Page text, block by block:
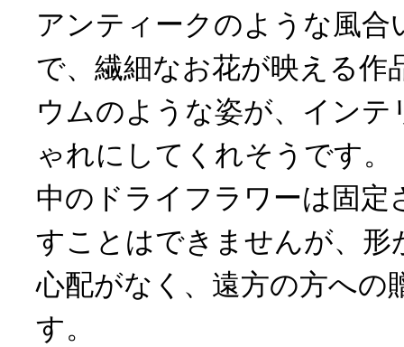
アンティークのような風合
で、繊細なお花が映える作
ウムのような姿が、イン
ゃれにしてくれそうです。
中のドライフラワーは固定
すことはできませんが、形
心配がなく、遠方の方への
す。